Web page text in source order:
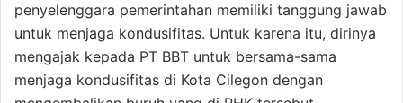
penyelenggara pemerintahan memiliki tanggung jawab
untuk menjaga kondusifitas. Untuk karena itu, dirinya
mengajak kepada PT BBT untuk bersama-sama
menjaga kondusifitas di Kota Cilegon dengan